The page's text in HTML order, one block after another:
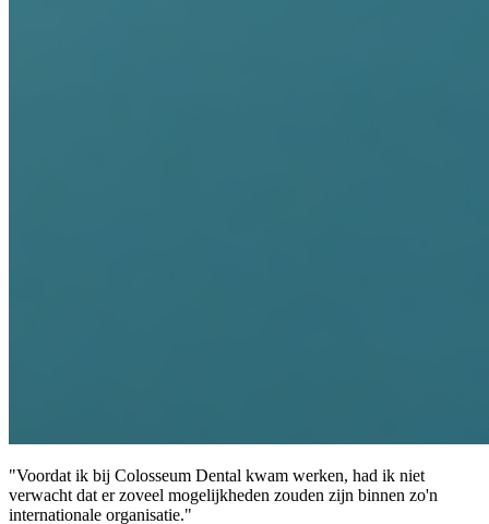
"Voordat ik bij Colosseum Dental kwam werken, had ik niet
verwacht dat er zoveel mogelijkheden zouden zijn binnen zo'n
internationale organisatie."